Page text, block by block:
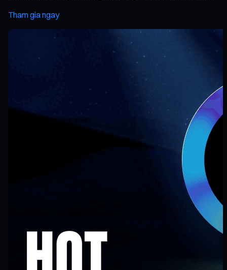
Tham gia ngay